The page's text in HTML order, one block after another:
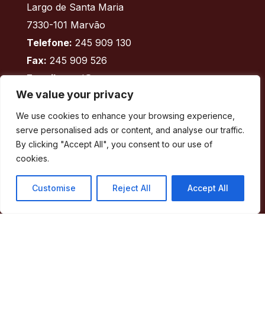
We value your privacy
We use cookies to enhance your browsing experience,
serve personalised ads or content, and analyse our traffic.
By clicking "Accept All", you consent to our use of
cookies.
Customise Reject All Accept All
Largo de Santa Maria
7330-101 Marvão
Telefone: 245 909 130
Fax: 245 909 526
E-mail: geral@cm-marvao.pt
Facebook
RSS YouTubeInstagram
Áreas
Concelho
Município